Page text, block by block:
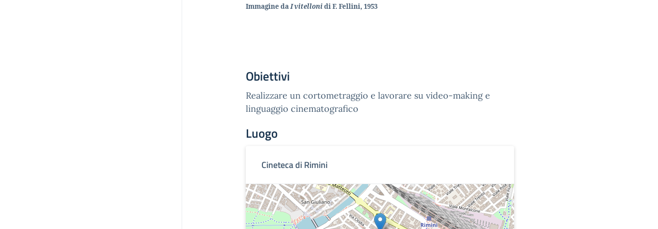
Immagine daI vitellonidi F. Fellini, 1953
Obiettivi
Realizzare un cortometraggio e lavorare su video-making e
linguaggio cinematografico
Luogo
Cineteca di Rimini